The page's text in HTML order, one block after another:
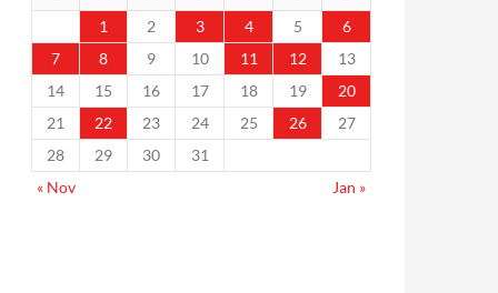
1
2 3 4 5
6
7
8 9 10 11 12
13
14
15 16 17 18 19
20
21
22 23 24 25 26
27
28
29 30
31
« Nov
Jan »